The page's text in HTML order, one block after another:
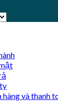
và thanh